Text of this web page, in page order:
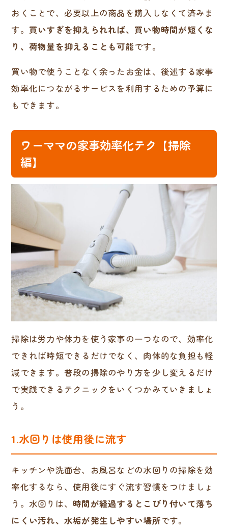
おくことで、必要以上の商品を購入しなくて済みま
す。 買いすぎを抑えられれば、買い物時間が短くな
り、荷物量を抑えることも可能です。
買い物で使うことなく余ったお金は、後述する家事
効率化につながるサービスを利用するための予算に
もできます。
ワーママの家事効率化テク【掃除
編】
掃除は労力や体力を使う家事の一つなので、効率化
できれば時短できるだけでなく、肉体的な負担も軽
減できます。普段の掃除のやり方を少し変えるだけ
で実践できるテクニックをいくつかみていきましょ
う。
1.水回りは使用後に流す
キッチンや洗面台、お風呂などの水回りの掃除を効
率化するなら、使用後にすぐ流す習慣をつけましょ
う。水回りは、 時間が経過するとこびり付いて落ち
にくい汚れ、水垢が発生しやすい場所です。